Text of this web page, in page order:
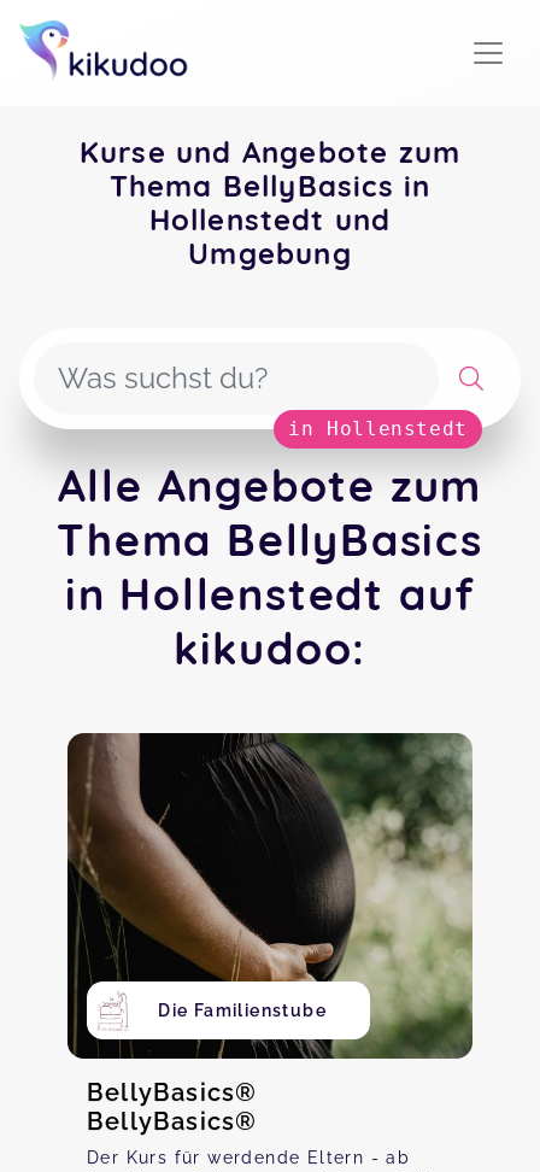
Kurse und Angebote zum
Thema BellyBasics in
Hollenstedt und
Umgebung
in Hollenstedt
Alle Angebote zum
Thema BellyBasics
in Hollenstedt auf
kikudoo:
Die Familienstube
BellyBasics®
BellyBasics®
Der Kurs für werdende Eltern - ab